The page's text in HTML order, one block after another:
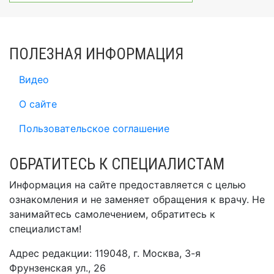
ПОЛЕЗНАЯ ИНФОРМАЦИЯ
Видео
О сайте
Пользовательское соглашение
ОБРАТИТЕСЬ К СПЕЦИАЛИСТАМ
Информация на сайте предоставляется с целью
ознакомления и не заменяет обращения к врачу. Не
занимайтесь самолечением, обратитесь к
специалистам!
Адрес редакции: 119048, г. Москва, 3-я
Фрунзенская ул., 26